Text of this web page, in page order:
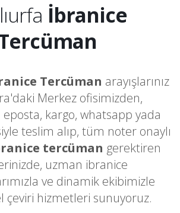
İbranice
Tercüman arayışlarınız
Merkez ofisimizden,
eposta, kargo, whatsapp yada
teslim alıp, tüm noter onaylı
tercüman gerektiren
uzman ibranice
ve dinamik ekibimizle
çeviri hizmetleri sunuyoruz.